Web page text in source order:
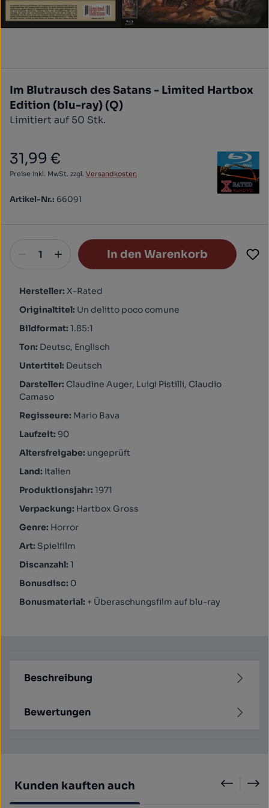
Im Blutrausch des Satans - Limited Hartbox
Edition (blu-ray) (Q)
Limitiert auf 50 Stk.
Regulärer Preis:
31,99 €
Preise inkl. MwSt. zzgl. Versandkosten
Artikel-Nr.: 66091
In den Warenkorb
Hersteller: X-Rated
Originaltitel: Un delitto poco comune
Bildformat: 1.85:1
Ton: Deutsc, Englisch
Untertitel: Deutsch
Darsteller: Claudine Auger, Luigi Pistilli, Claudio
Camaso
Regisseure: Mario Bava
Laufzeit: 90
Altersfreigabe: ungeprüft
Land: Italien
Produktionsjahr: 1971
Verpackung: Hartbox Gross
Genre: Horror
Art: Spielfilm
Discanzahl: 1
Bonusdisc: 0
Bonusmaterial: + Überaschungsfilm auf blu-ray
Beschreibung
Bewertungen
Kunden kauften auch